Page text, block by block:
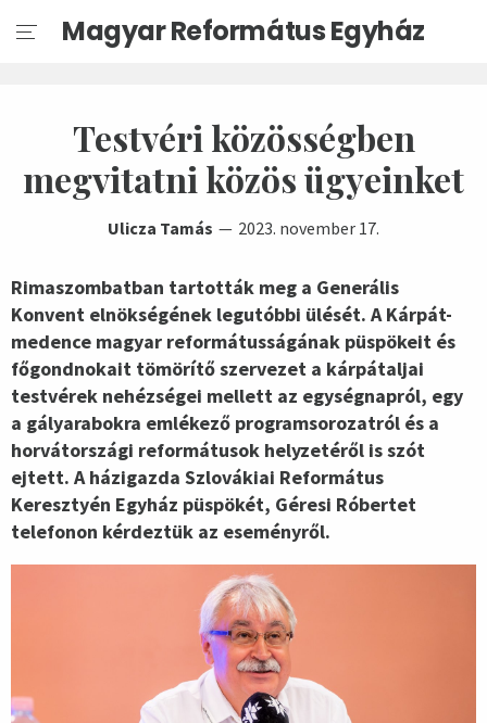
Magyar Református Egyház
Testvéri közösségben
megvitatni közös ügyeinket
Ulicza Tamás 2023. november 17.
Rimaszombatban tartották meg a Generális
Konvent elnökségének legutóbbi ülését. A Kárpát-
medence magyar reformátusságának püspökeit és
főgondnokait tömörítő szervezet a kárpátaljai
testvérek nehézségei mellett az egységnapról, egy
a gályarabokra emlékező programsorozatról és a
horvátországi reformátusok helyzetéről is szót
ejtett. A házigazda Szlovákiai Református
Keresztyén Egyház püspökét, Géresi Róbertet
telefonon kérdeztük az eseményről.